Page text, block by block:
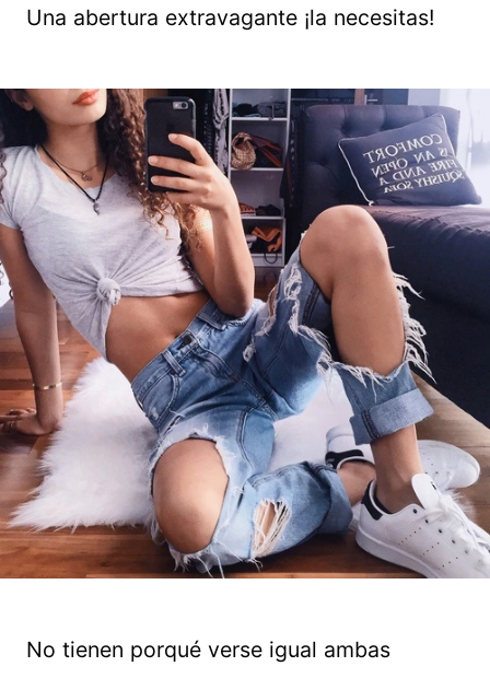
Una abertura extravagante ¡la necesitas!
No tienen porqué verse igual ambas